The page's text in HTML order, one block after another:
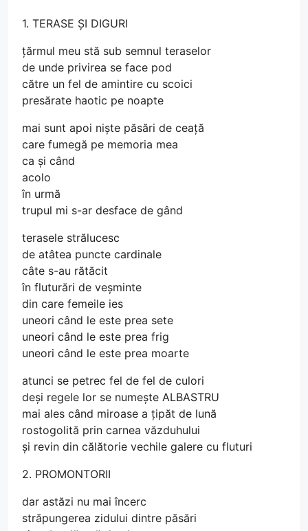
1. TERASE ȘI DIGURI
țărmul meu stă sub semnul teraselor
de unde privirea se face pod
către un fel de amintire cu scoici
presărate haotic pe noapte
mai sunt apoi niște păsări de ceață
care fumegă pe memoria mea
ca și când
acolo
în urmă
trupul mi s-ar desface de gând
terasele strălucesc
de atâtea puncte cardinale
câte s-au rătăcit
în fluturări de veșminte
din care femeile ies
uneori când le este prea sete
uneori când le este prea frig
uneori când le este prea moarte
atunci se petrec fel de fel de culori
deși regele lor se numește ALBASTRU
mai ales când miroase a țipăt de lună
rostogolită prin carnea văzduhului
și revin din călătorie vechile galere cu fluturi
2. PROMONTORII
dar astăzi nu mai încerc
străpungerea zidului dintre păsări